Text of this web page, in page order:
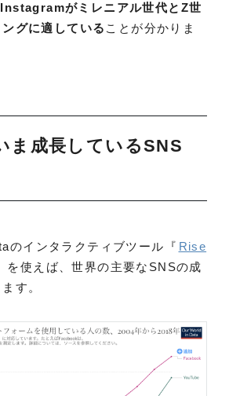
がミレニアル世代とZ世
グに適している ことが分かりま
ま成長しているSNS
のインタラクティブツール『 Rise
を使えば、世界の主要なSNSの成
す。